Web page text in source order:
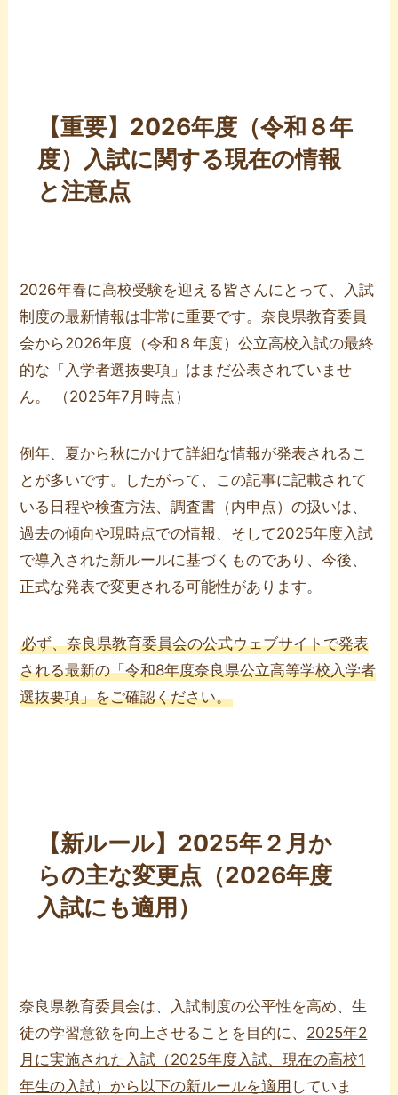
【重要】2026年度（令和８年
度）入試に関する現在の情報
と注意点
2026年春に高校受験を迎える皆さんにとって、入試
制度の最新情報は非常に重要です。奈良県教育委員
会から2026年度（令和８年度）公立高校入試の最終
的な「入学者選抜要項」はまだ公表されていませ
ん。 （2025年7月時点）
例年、夏から秋にかけて詳細な情報が発表されるこ
とが多いです。したがって、この記事に記載されて
いる日程や検査方法、調査書（内申点）の扱いは、
過去の傾向や現時点での情報、そして2025年度入試
で導入された新ルールに基づくものであり、今後、
正式な発表で変更される可能性があります。
必ず、奈良県教育委員会の公式ウェブサイトで発表
される最新の「令和8年度奈良県公立高等学校入学者
選抜要項」をご確認ください。
【新ルール】2025年２月か
らの主な変更点（2026年度
入試にも適用）
奈良県教育委員会は、入試制度の公平性を高め、生
徒の学習意欲を向上させることを目的に、 2025年2
月に実施された入試（2025年度入試、現在の高校1
年生の入試）から以下の新ルールを適用 していま